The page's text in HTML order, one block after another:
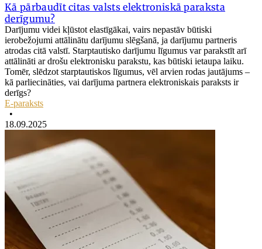
Kā pārbaudīt citas valsts elektroniskā paraksta
derīgumu?
Darījumu videi kļūstot elastīgākai, vairs nepastāv būtiski
ierobežojumi attālinātu darījumu slēgšanā, ja darījumu partneris
atrodas citā valstī. Starptautisko darījumu līgumus var parakstīt arī
attālināti ar drošu elektronisku parakstu, kas būtiski ietaupa laiku.
Tomēr, slēdzot starptautiskos līgumus, vēl arvien rodas jautājums –
kā parliecināties, vai darījuma partnera elektroniskais paraksts ir
derīgs?
E-paraksts
•
18.09.2025